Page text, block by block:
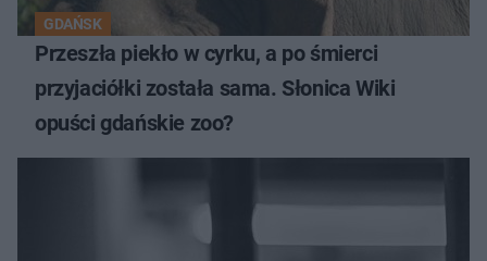
GDAŃSK
Przeszła piekło w cyrku, a po śmierci
przyjaciółki została sama. Słonica Wiki
opuści gdańskie zoo?